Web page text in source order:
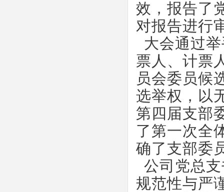
效，报告了
对报告进行
大会通过
票人、计票
员会委员候
选举权，以
第四届支部
了第一次全
确了支部委
公司党总
规范性与严